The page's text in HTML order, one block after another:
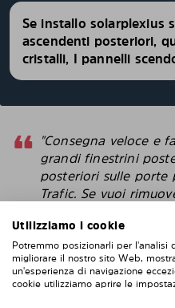
Se installo solarplexius
ascendenti posteriori,
cristalli, I pannelli
"Consegna veloce e
grandi finestrini
posteriori sulle porte
Trafic. Se vuoi
con l'installazione.
più intelligenti delle
attacchi
Utilizziamo i cookie
Potremmo posizionarli per
migliorare il nostro sito Web,
un'esperienza di navigazione
cookie utilizziamo aprire le